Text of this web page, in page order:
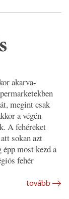
akarva-
megint csak
a végén
A fehéreket
sokan azt
most kezd a
fehér
tovább